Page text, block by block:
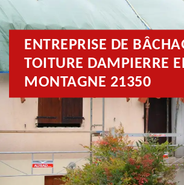
ENTREPRISE DE
TOITURE DAMPIERRE
MONTAGNE 21350